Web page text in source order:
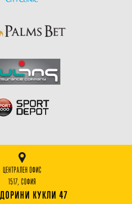
ЦЕНТРАЛЕН ОФИС
1517, СОФИЯ
КУКЛИ 47